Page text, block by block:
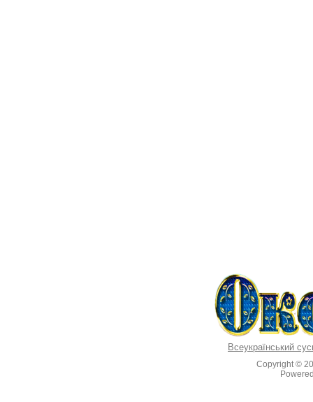
Всеукраїнський
Copyright ©